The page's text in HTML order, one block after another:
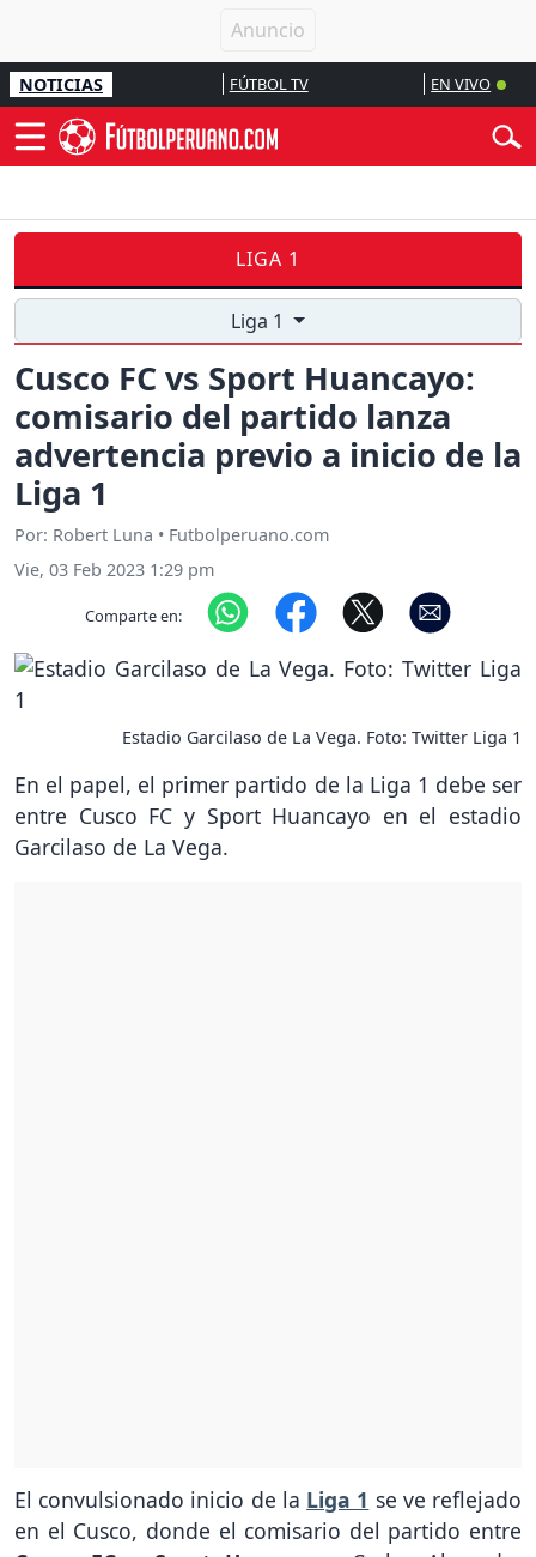
NOTICIAS FÚTBOL TV EN VIVO
LIGA 1
Liga 1
Cusco FC vs Sport Huancayo:
comisario del partido lanza
advertencia previo a inicio de la
Liga 1
Por: Robert Luna • Futbolperuano.com
Vie, 03 Feb 2023 1:29 pm
Comparte en:
Estadio Garcilaso de La Vega. Foto: Twitter Liga 1
En el papel, el primer partido de la Liga 1 debe ser
entre Cusco FC y Sport Huancayo en el estadio
Garcilaso de La Vega.
El convulsionado inicio de la Liga 1 se ve reflejado
en el Cusco, donde el comisario del partido entre